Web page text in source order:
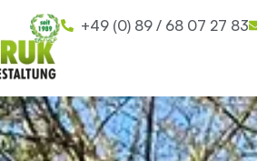
+49 (0) 89 / 68 07 27 83